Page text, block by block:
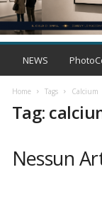
NEWS
Home Tags Calcium
Tag:
Nessun